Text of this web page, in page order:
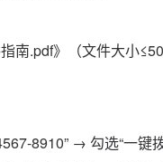
南.pdf》（文件大小
8910” → 勾选“一键拨